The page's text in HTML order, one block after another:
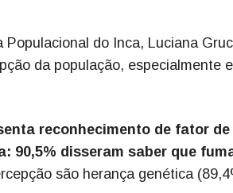
do Inca, Luciana
da população, especialmente
reconhecimento de fator
90,5% disseram saber que
são herança genética